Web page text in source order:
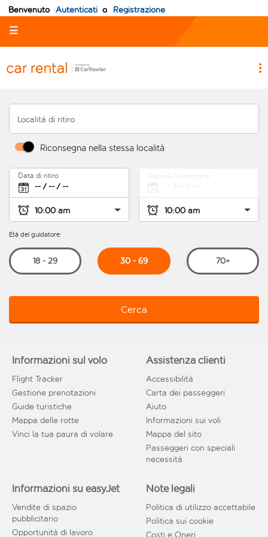
Benvenuto Autenticati o Registrazione
☰
Località di ritiro
Riconsegna nella stessa località
Data di ritiro
Età del guidatore:
18 - 29 30 - 69 70+
Cerca
Informazioni sul volo
Flight Tracker
Gestione prenotazioni
Guide turistiche
Mappa delle rotte
Vinci la tua paura di volare
Assistenza clienti
Accessibilità
Carta dei passeggeri
Aiuto
Informazioni sui voli
Mappa del sito
Passeggeri con speciali
necessità
Informazioni su easyJet
Vendite di spazio
pubblicitario
Opportunità di lavoro
Note legali
Politica di utilizzo accettabile
Politica sui cookie
Costi e Oneri